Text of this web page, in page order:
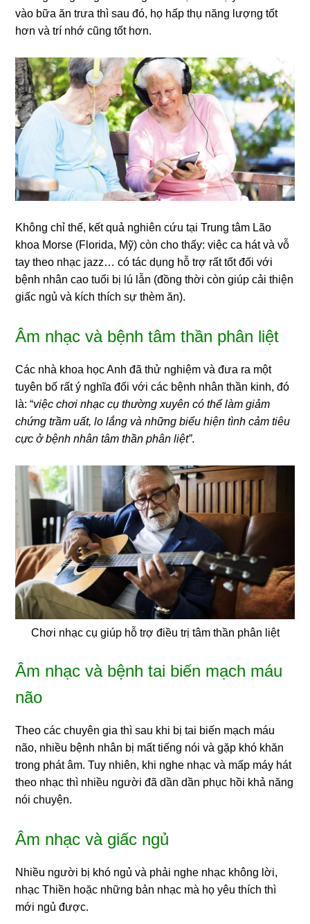
vào bữa ăn trưa thì sau đó, họ hấp thụ năng lượng tốt
hơn và trí nhớ cũng tốt hơn.
Không chỉ thế, kết quả nghiên cứu tại Trung tâm Lão
khoa Morse (Florida, Mỹ) còn cho thấy: việc ca hát và vỗ
tay theo nhạc jazz… có tác dụng hỗ trợ rất tốt đối với
bệnh nhân cao tuổi bị lú lẫn (đồng thời còn giúp cải thiện
giấc ngủ và kích thích sự thèm ăn).
Âm nhạc và bệnh tâm thần phân liệt
Các nhà khoa học Anh đã thử nghiệm và đưa ra một
tuyên bố rất ý nghĩa đối với các bệnh nhân thần kinh, đó
là: “việc chơi nhạc cụ thường xuyên có thể làm giảm
chứng trầm uất, lo lắng và những biểu hiện tình cảm tiêu
cực ở bệnh nhân tâm thần phân liệt”.
Chơi nhạc cụ giúp hỗ trợ điều trị tâm thần phân liệt
Âm nhạc và bệnh tai biến mạch máu
não
Theo các chuyên gia thì sau khi bị tai biến mạch máu
não, nhiều bệnh nhân bị mất tiếng nói và gặp khó khăn
trong phát âm. Tuy nhiên, khi nghe nhạc và mấp máy hát
theo nhạc thì nhiều người đã dần dần phục hồi khả năng
nói chuyện.
Âm nhạc và giấc ngủ
Nhiều người bị khó ngủ và phải nghe nhạc không lời,
nhạc Thiền hoặc những bản nhạc mà họ yêu thích thì
mới ngủ được.